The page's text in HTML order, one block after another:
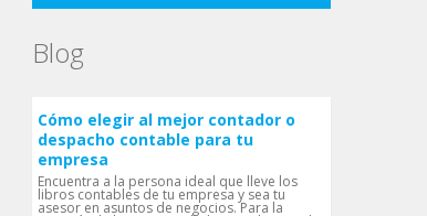
Blog
Cómo elegir al mejor contador o
despacho contable para tu
empresa
Encuentra a la persona ideal que lleve los
libros contables de tu empresa y sea tu
asesor en asuntos de negocios. Para la